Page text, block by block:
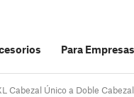
Para Empresas
Cabezal Único a Doble Cabezal